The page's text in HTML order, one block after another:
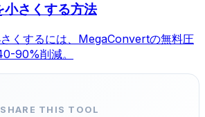
小さくする方法
くするには、MegaConvertの無料圧
90%削減。
SHARE THIS TOOL